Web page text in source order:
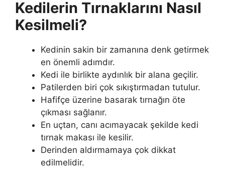
Kedilerin Tırnaklarını Nasıl
Kesilmeli?
Kedinin sakin bir zamanına denk getirmek
en önemli adımdır.
Kedi ile birlikte aydınlık bir alana geçilir.
Patilerden biri çok sıkıştırmadan tutulur.
Hafifçe üzerine basarak tırnağın öte
çıkması sağlanır.
En uçtan, canı acımayacak şekilde kedi
tırnak makası ile kesilir.
Derinden aldırmamaya çok dikkat
edilmelidir.